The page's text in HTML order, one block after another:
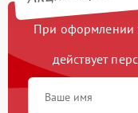
При оформлении
действует